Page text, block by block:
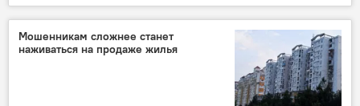
Новости
Мошенникам сложнее станет
наживаться на продаже жилья